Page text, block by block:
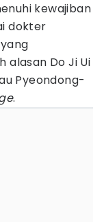
kewajiban
dokter
alasan Do Ji Ui
Pyeondong-
.